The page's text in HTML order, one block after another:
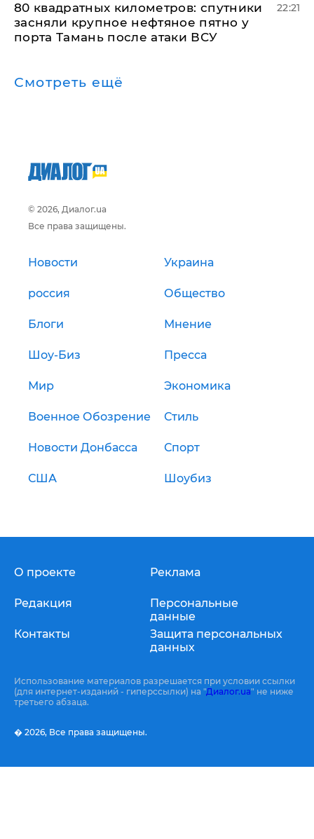
80 квадратных километров: спутники
засняли крупное нефтяное пятно у
порта Тамань после атаки ВСУ
22:21
Смотреть ещё
© 2026, Диалог.ua
Все права защищены.
Новости Украина
россия Общество
Блоги Мнение
Шоу-Биз Пресса
Мир Экономика
Военное Обозрение Стиль
Новости Донбасса Спорт
США Шоубиз
О проекте
Редакция
Контакты
Реклама
Персональные
данные
Защита персональных
данных
Использование материалов разрешается при условии ссылки
(для интернет-изданий - гиперссылки) на "Диалог.ua" не ниже
третьего абзаца.
� 2026, Все права защищены.